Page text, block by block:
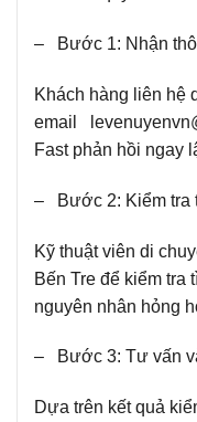
– Bước 1: Nhận
Khách hàng liên
email
Fast phản hồi ngay
– Bước 2: Kiểm tra
Kỹ thuật viên di
Bến Tre để kiểm tra
nguyên nhân hỏng
– Bước 3: Tư vấn
Dựa trên kết quả